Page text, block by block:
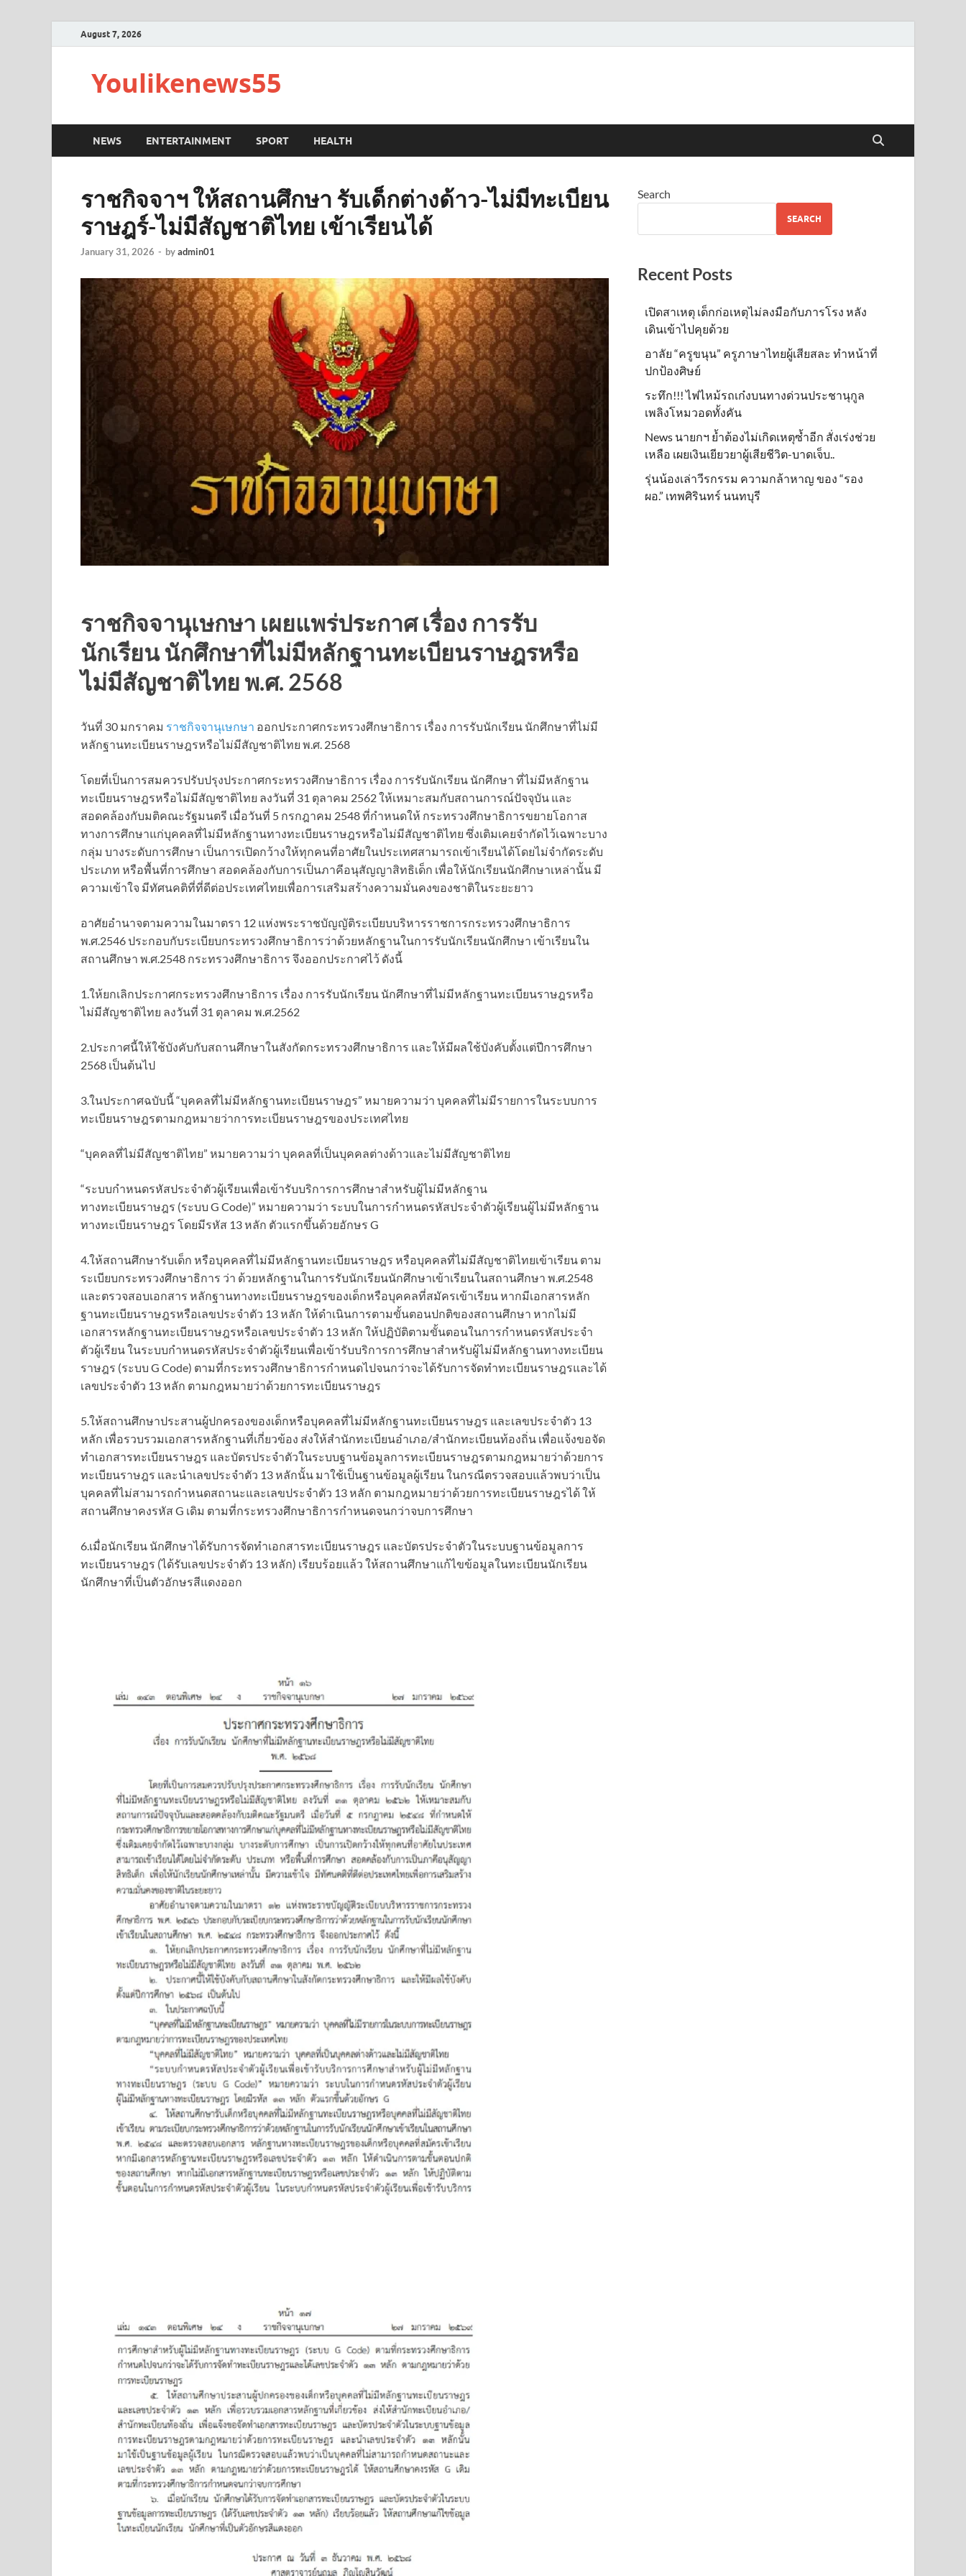
August 7, 2026
Youlikenews55
NEWS ENTERTAINMENT SPORT HEALTH
ราชกิจจาฯ ให้สถานศึกษา รับเด็กต่างด้าว-ไม่มีทะเบียน
ราษฎร์-ไม่มีสัญชาติไทย เข้าเรียนได้
January 31, 2026 - byadmin01
ราชกิจจานุเษกษา เผยแพร่ประกาศ เรื่อง การรับ
นักเรียน นักศึกษาที่ไม่มีหลักฐานทะเบียนราษฎรหรือ
ไม่มีสัญชาติไทย พ.ศ. 2568
วันที่ 30 มกราคม ราชกิจจานุเษกษา ออกประกาศกระทรวงศึกษาธิการ เรื่อง การรับนักเรียน นักศึกษาที่ไม่มี
หลักฐานทะเบียนราษฎรหรือไม่มีสัญชาติไทย พ.ศ. 2568
โดยที่เป็นการสมควรปรับปรุงประกาศกระทรวงศึกษาธิการ เรื่อง การรับนักเรียน นักศึกษา ที่ไม่มีหลักฐาน
ทะเบียนราษฎรหรือไม่มีสัญชาติไทย ลงวันที่ 31 ตุลาคม 2562 ให้เหมาะสมกับสถานการณ์ปัจจุบัน และ
สอดคล้องกับมติคณะรัฐมนตรี เมื่อวันที่ 5 กรกฎาคม 2548 ที่กำหนดให้ กระทรวงศึกษาธิการขยายโอกาส
ทางการศึกษาแก่บุคคลที่ไม่มีหลักฐานทางทะเบียนราษฎรหรือไม่มีสัญชาติไทย ซึ่งเติมเคยจำกัดไว้เฉพาะบาง
กลุ่ม บางระดับการศึกษา เป็นการเปิดกว้างให้ทุกคนที่อาศัยในประเทศสามารถเข้าเรียนได้โดยไม่จำกัดระดับ
ประเภท หรือพื้นที่การศึกษา สอดคล้องกับการเป็นภาคีอนุสัญญาสิทธิเด็ก เพื่อให้นักเรียนนักศึกษาเหล่านั้น มี
ความเข้าใจ มีทัศนคติที่ที่ดีต่อประเทศไทยเพื่อการเสริมสร้างความมั่นคงของชาติในระยะยาว
อาศัยอำนาจตามความในมาตรา 12 แห่งพระราชบัญญัติระเบียบบริหารราชการกระทรวงศึกษาธิการ
พ.ศ.2546 ประกอบกับระเบียบกระทรวงศึกษาธิการว่าด้วยหลักฐานในการรับนักเรียนนักศึกษา เข้าเรียนใน
สถานศึกษา พ.ศ.2548 กระทรวงศึกษาธิการ จึงออกประกาศไว้ ดังนี้
1.ให้ยกเลิกประกาศกระทรวงศึกษาธิการ เรื่อง การรับนักเรียน นักศึกษาที่ไม่มีหลักฐานทะเบียนราษฎรหรือ
ไม่มีสัญชาติไทย ลงวันที่ 31 ตุลาคม พ.ศ.2562
2.ประกาศนี้ให้ใช้บังคับกับสถานศึกษาในสังกัดกระทรวงศึกษาธิการ และให้มีผลใช้บังคับตั้งแต่ปีการศึกษา
2568 เป็นต้นไป
3.ในประกาศฉบับนี้ “บุคคลที่ไม่มีหลักฐานทะเบียนราษฎร” หมายความว่า บุคคลที่ไม่มีรายการในระบบการ
ทะเบียนราษฎรตามกฎหมายว่าการทะเบียนราษฎรของประเทศไทย
“บุคคลที่ไม่มีสัญชาติไทย” หมายความว่า บุคคลที่เป็นบุคคลต่างด้าวและไม่มีสัญชาติไทย
“ระบบกำหนดรหัสประจำตัวผู้เรียนเพื่อเข้ารับบริการการศึกษาสำหรับผู้ไม่มีหลักฐาน
ทางทะเบียนราษฎร (ระบบ G Code)” หมายความว่า ระบบในการกำหนดรหัสประจำตัวผู้เรียนผู้ไม่มีหลักฐาน
ทางทะเบียนราษฎร โดยมีรหัส 13 หลัก ตัวแรกขึ้นด้วยอักษร G
4.ให้สถานศึกษารับเด็ก หรือบุคคลที่ไม่มีหลักฐานทะเบียนราษฎร หรือบุคคลที่ไม่มีสัญชาติไทยเข้าเรียน ตาม
ระเบียบกระทรวงศึกษาธิการ ว่า ด้วยหลักฐานในการรับนักเรียนนักศึกษาเข้าเรียนในสถานศึกษา พ.ศ.2548
และตรวจสอบเอกสาร หลักฐานทางทะเบียนราษฎรของเด็กหรือบุคคลที่สมัครเข้าเรียน หากมีเอกสารหลัก
ฐานทะเบียนราษฎรหรือเลขประจำตัว 13 หลัก ให้ดำเนินการตามขั้นตอนปกติของสถานศึกษา หากไม่มี
เอกสารหลักฐานทะเบียนราษฎรหรือเลขประจำตัว 13 หลัก ให้ปฏิบัติตามขั้นตอนในการกำหนดรหัสประจำ
ตัวผู้เรียน ในระบบกำหนดรหัสประจำตัวผู้เรียนเพื่อเข้ารับบริการการศึกษาสำหรับผู้ไม่มีหลักฐานทางทะเบียน
ราษฎร (ระบบ G Code) ตามที่กระทรวงศึกษาธิการกำหนดไปจนกว่าจะได้รับการจัดทำทะเบียนราษฎรและได้
เลขประจำตัว 13 หลัก ตามกฎหมายว่าด้วยการทะเบียนราษฎร
5.ให้สถานศึกษาประสานผู้ปกครองของเด็กหรือบุคคลที่ไม่มีหลักฐานทะเบียนราษฎร และเลขประจำตัว 13
หลัก เพื่อรวบรวมเอกสารหลักฐานที่เกี่ยวข้อง ส่งให้สำนักทะเบียนอำเภอ/สำนักทะเบียนท้องถิ่น เพื่อแจ้งขอจัด
ทำเอกสารทะเบียนราษฎร และบัตรประจำตัวในระบบฐานข้อมูลการทะเบียนราษฎรตามกฎหมายว่าด้วยการ
ทะเบียนราษฎร และนำเลขประจำตัว 13 หลักนั้น มาใช้เป็นฐานข้อมูลผู้เรียน ในกรณีตรวจสอบแล้วพบว่าเป็น
บุคคลที่ไม่สามารถกำหนดสถานะและเลขประจำตัว 13 หลัก ตามกฎหมายว่าด้วยการทะเบียนราษฎรได้ ให้
สถานศึกษาคงรหัส G เดิม ตามที่กระทรวงศึกษาธิการกำหนดจนกว่าจบการศึกษา
6.เมื่อนักเรียน นักศึกษาได้รับการจัดทำเอกสารทะเบียนราษฎร และบัตรประจำตัวในระบบฐานข้อมูลการ
ทะเบียนราษฎร (ได้รับเลขประจำตัว 13 หลัก) เรียบร้อยแล้ว ให้สถานศึกษาแก้ไขข้อมูลในทะเบียนนักเรียน
นักศึกษาที่เป็นตัวอักษรสีแดงออก
Search
SEARCH
Recent Posts
เปิดสาเหตุ เด็กก่อเหตุไม่ลงมือกับภารโรง หลัง
เดินเข้าไปคุยด้วย
อาลัย “ครูขนุน” ครูภาษาไทยผู้เสียสละ ทำหน้าที่
ปกป้องศิษย์
ระทึก!!! ไฟไหม้รถเก๋งบนทางด่วนประชานุกูล
เพลิงโหมวอดทั้งคัน
News นายกฯ ย้ำต้องไม่เกิดเหตุซ้ำอีก สั่งเร่งช่วย
เหลือ เผยเงินเยียวยาผู้เสียชีวิต-บาดเจ็บ..
รุ่นน้องเล่าวีรกรรม ความกล้าหาญ ของ “รอง
ผอ.” เทพศิรินทร์ นนทบุรี